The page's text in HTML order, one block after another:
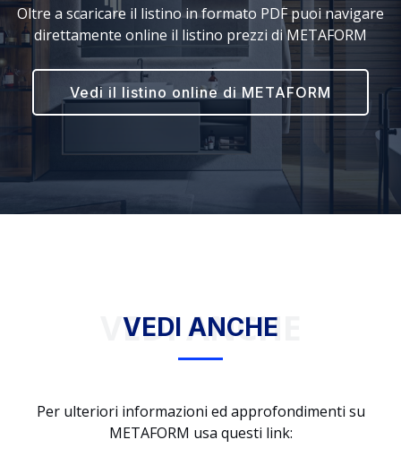
Oltre a scaricare il listino in formato PDF puoi navigare
direttamente online il listino prezzi di METAFORM
Vedi il listino online di METAFORM
VEDI ANCHE
VEDI ANCHE
Per ulteriori informazioni ed approfondimenti su
METAFORM usa questi link: